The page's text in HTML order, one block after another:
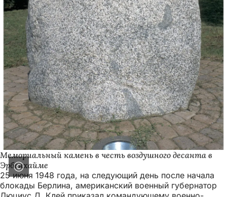
Мемориальный камень в честь воздушного десанта в
Эрбенхайме
25 июня 1948 года, на следующий день после начала
блокады Берлина, американский военный губернатор